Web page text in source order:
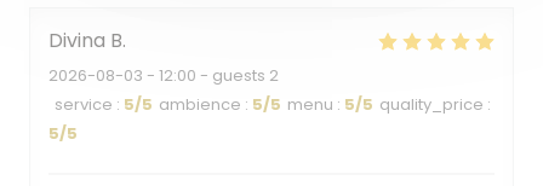
Divina B
2026-08-03 - 12:00 - guests 2
service : 5/5 ambience : 5/5 menu : 5/5 quality_price :
5/5